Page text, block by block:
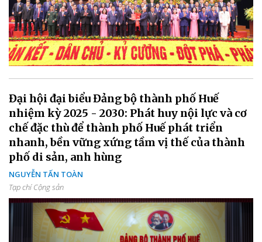
Đại hội đại biểu Đảng bộ thành phố Huế
nhiệm kỳ 2025 - 2030: Phát huy nội lực và cơ
chế đặc thù để thành phố Huế phát triển
nhanh, bền vững xứng tầm vị thế của thành
phố di sản, anh hùng
NGUYỄN TẤN TOÀN
Tạp chí Cộng sản